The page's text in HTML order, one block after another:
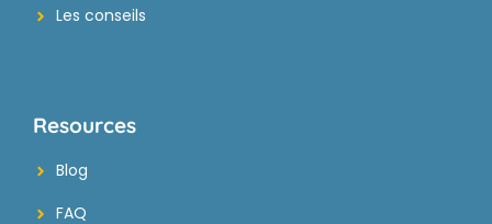
Les conseils
Resources
Blog
FAQ